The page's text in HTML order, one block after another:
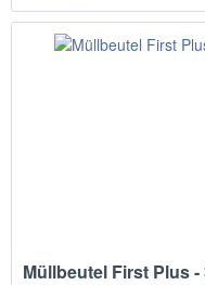
Müllbeutel First Plus -